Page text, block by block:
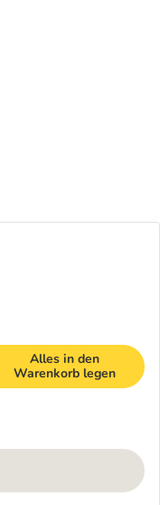
Alles in den
Warenkorb legen